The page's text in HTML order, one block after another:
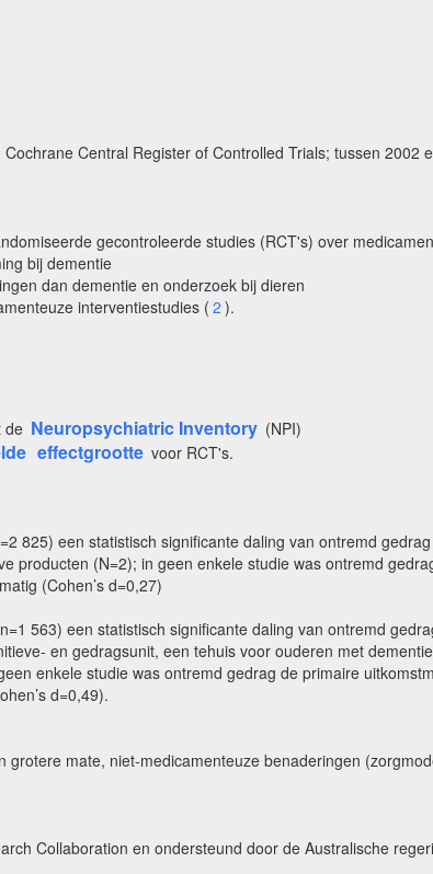
Central Register of Controlled Trials; tussen 2002
gecontroleerde studies (RCT's) over
bij dementie
dan dementie en onderzoek bij dieren
interventiestudies (2 ).
de Neuropsychiatric Inventory (NPI)
effectgrootte voor RCT's.
825) een statistisch significante daling van ontremd
producten (N=2); in geen enkele studie was ontremd
(Cohen’s d=0,27)
563) een statistisch significante daling van ontremd
en gedragsunit, een tehuis voor ouderen met
enkele studie was ontremd gedrag de primaire
d=0,49).
mate, niet-medicamenteuze benaderingen
Collaboration en ondersteund door de Australische